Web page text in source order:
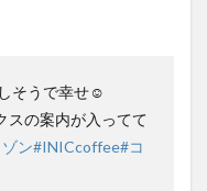
そうで幸せ☺️
スの案内が入ってて
ン#INICcoffee#コ